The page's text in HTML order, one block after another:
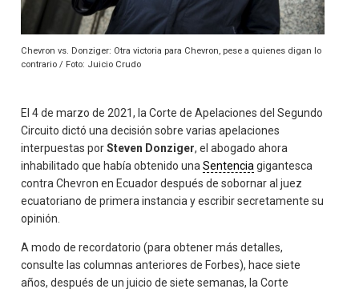
Chevron vs. Donziger: Otra victoria para Chevron, pese a quienes digan lo
contrario / Foto: Juicio Crudo
El 4 de marzo de 2021, la Corte de Apelaciones del Segundo
Circuito dictó una decisión sobre varias apelaciones
interpuestas porSteven Donziger, el abogado ahora
inhabilitado que había obtenido unaSentencia gigantesca
contra Chevron en Ecuador después de sobornar al juez
ecuatoriano de primera instancia y escribir secretamente su
opinión.
A modo de recordatorio (para obtener más detalles,
consulte las columnas anteriores de Forbes), hace siete
años, después de un juicio de siete semanas, la Corte